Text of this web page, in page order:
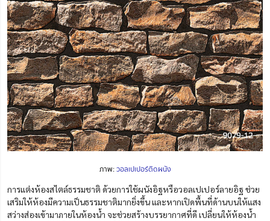
ภาพ:วอลเปเปอร์ติดผนัง
การแต่งห้องสไตล์ธรรมชาติ ด้วยการใช้ผนังอิฐหรือวอลเปเปอร์ลายอิฐ ช่วย
เสริมให้ห้องมีความเป็นธรรมชาติมากยิ่งขึ้น และหากเปิดพื้นที่ด้านบนให้แสง
สว่างส่องเข้ามาภายในห้องน้ำ จะช่วยสร้างบรรยากาศที่ดี เปลี่ยนให้ห้องน้ำ